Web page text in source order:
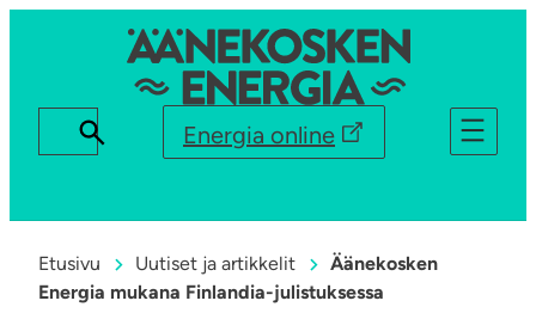
Energia online
Etusivu Uutiset ja artikkelit
Äänekosken
Energia mukana Finlandia-julistuksessa